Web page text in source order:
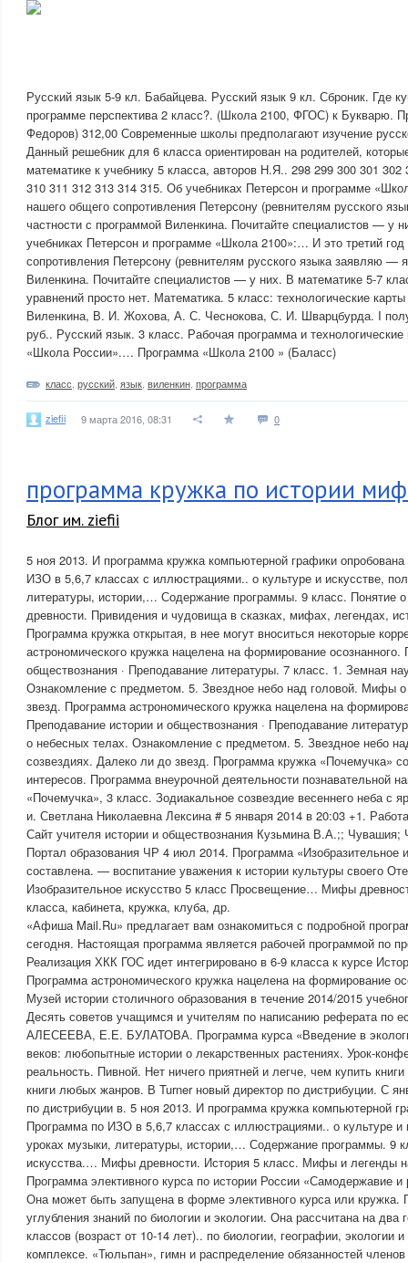
Русский язык 5-9 кл. Бабайцева. Русский язык 9 кл. Сброник. Где
программе перспектива 2 класс?. (Школа 2100, ФГОС) к Букварю.
Федоров) 312,00 Современные школы предполагают изучение
Данный решебник для 6 класса ориентирован на родителей,
математике к учебнику 5 класса, авторов Н.Я.. 298 299 300 301
310 311 312 313 314 315. Об учебниках Петерсон и программе
нашего общего сопротивления Петерсону (ревнителям русского
частности с программой Виленкина. Почитайте специалистов — у
учебниках Петерсон и программе «Школа 2100»:… И это третий
сопротивления Петерсону (ревнителям русского языка заявляю —
Виленкина. Почитайте специалистов — у них. В математике 5-7
уравнений просто нет. Математика. 5 класс: технологические
Виленкина, В. И. Жохова, А. С. Чеснокова, С. И. Шварцбурда. I
руб.. Русский язык. 3 класс. Рабочая программа и
«Школа России».… Программа «Школа 2100 » (Баласс)
класс русский язык виленкин программа
ziefii 9 марта 2016, 08:31 0
программа кружка по истории
Блог им. ziefii
5 ноя 2013. И программа кружка компьютерной графики
ИЗО в 5,6,7 классах с иллюстрациями.. о культуре и искусстве,
литературы, истории,… Содержание программы. 9 класс.
древности. Привидения и чудовища в сказках, мифах, легендах,
Программа кружка открытая, в нее могут вноситься некоторые
астрономического кружка нацелена на формирование осознанного.
обществознания · Преподавание литературы. 7 класс. 1. Земная
Ознакомление с предметом. 5. Звездное небо над головой. Мифы
звезд. Программа астрономического кружка нацелена на
Преподавание истории и обществознания · Преподавание
о небесных телах. Ознакомление с предметом. 5. Звездное небо
созвездиях. Далеко ли до звезд. Программа кружка «Почемучка»
интересов. Программа внеурочной деятельности познавательной
«Почемучка», 3 класс. Зодиакальное созвездие весеннего неба с
и. Светлана Николаевна Лексина # 5 января 2014 в 20:03 +1.
Сайт учителя истории и обществознания Кузьмина В.А.;; Чувашия;
Портал образования ЧР 4 июл 2014. Программа «Изобразительное
составлена. — воспитание уважения к истории культуры своего
Изобразительное искусство 5 класс Просвещение… Мифы
класса, кабинета, кружка, клуба, др.
«Афиша Mail.Ru» предлагает вам ознакомиться с подробной
сегодня. Настоящая программа является рабочей программой по
Реализация ХКК ГОС идет интегрировано в 6-9 класса к курсе
Программа астрономического кружка нацелена на формирование
Музей истории столичного образования в течение 2014/2015
Десять советов учащимся и учителям по написанию реферата по
АЛЕСЕЕВА, Е.Е. БУЛАТОВА. Программа курса «Введение в
веков: любопытные истории о лекарственных растениях. Урок-
реальность. Пивной. Нет ничего приятней и легче, чем купить
книги любых жанров. В Turner новый директор по дистрибуции. С
по дистрибуции в. 5 ноя 2013. И программа кружка компьютерной
Программа по ИЗО в 5,6,7 классах с иллюстрациями.. о культуре и
уроках музыки, литературы, истории,… Содержание программы. 9
искусства.… Мифы древности. История 5 класс. Мифы и легенды
Программа элективного курса по истории России
Она может быть запущена в форме элективного курса или кружка.
углубления знаний по биологии и экологии. Она рассчитана на
классов (возраст от 10-14 лет).. по биологии, географии, экологии
комплексе. «Тюльпан», гимн и распределение обязанностей